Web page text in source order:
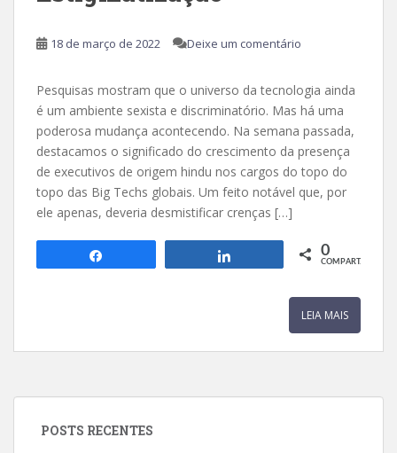
18 de março de 2022 Deixe um comentário
Pesquisas mostram que o universo da tecnologia ainda
é um ambiente sexista e discriminatório. Mas há uma
poderosa mudança acontecendo. Na semana passada,
destacamos o significado do crescimento da presença
de executivos de origem hindu nos cargos do topo do
topo das Big Techs globais. Um feito notável que, por
ele apenas, deveria desmistificar crenças […]
Compartilhar 0
COMPART.
LEIA MAIS
POSTS RECENTES